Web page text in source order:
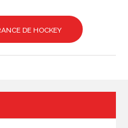
DE HOCKEY